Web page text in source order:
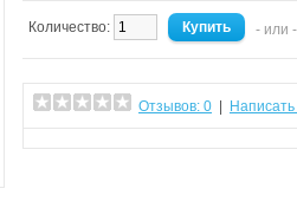
Количество: - или
Отзывов: 0